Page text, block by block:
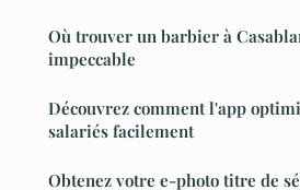
Où trouver un barbier à
impeccable
Découvrez comment l'app
salariés facilement
Obtenez votre e-photo titre de